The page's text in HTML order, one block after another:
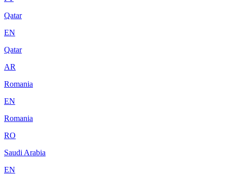
Qatar
EN
Qatar
AR
Romania
EN
Romania
RO
Saudi Arabia
EN